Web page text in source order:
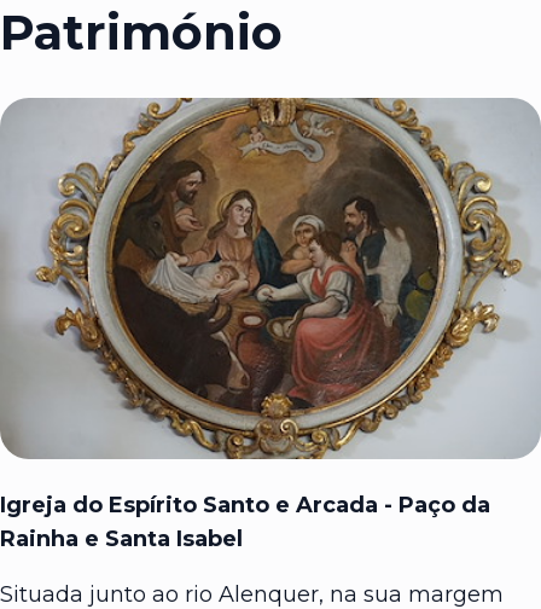
Património
Igreja do Espírito Santo e Arcada - Paço da
Rainha e Santa Isabel
Situada junto ao rio Alenquer, na sua margem